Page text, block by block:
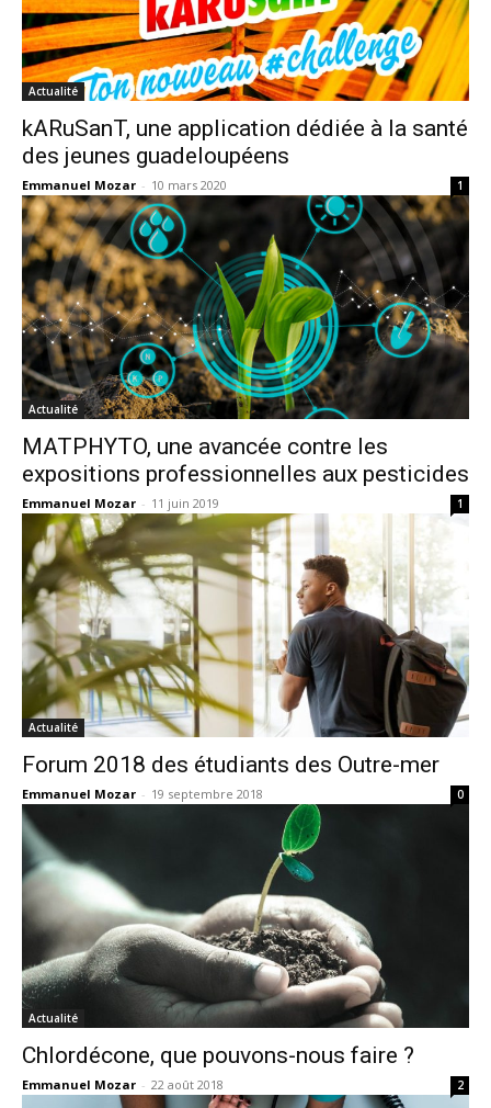
Actualité
kARuSanT, une application dédiée à la santé
des jeunes guadeloupéens
Emmanuel Mozar - 10 mars 2020 1
Actualité
MATPHYTO, une avancée contre les
expositions professionnelles aux pesticides
Emmanuel Mozar - 11 juin 2019 1
Actualité
Forum 2018 des étudiants des Outre-mer
Emmanuel Mozar - 19 septembre 2018 0
Actualité
Chlordécone, que pouvons-nous faire ?
Emmanuel Mozar - 22 août 2018 2